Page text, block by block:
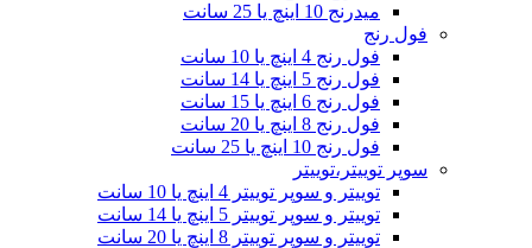
میدرنج 10 اینچ یا 25 سانت
فول رنج
فول رنج 4 اینچ یا 10 سانت
فول رنج 5 اینچ یا 14 سانت
فول رنج 6 اینچ یا 15 سانت
فول رنج 8 اینچ یا 20 سانت
فول رنج 10 اینچ یا 25 سانت
سوپر توییتر،توییتر
توییتر و سوپر توییتر 4 اینچ یا 10 سانت
توییتر و سوپر توییتر 5 اینچ یا 14 سانت
توییتر و سوپر توییتر 8 اینچ یا 20 سانت